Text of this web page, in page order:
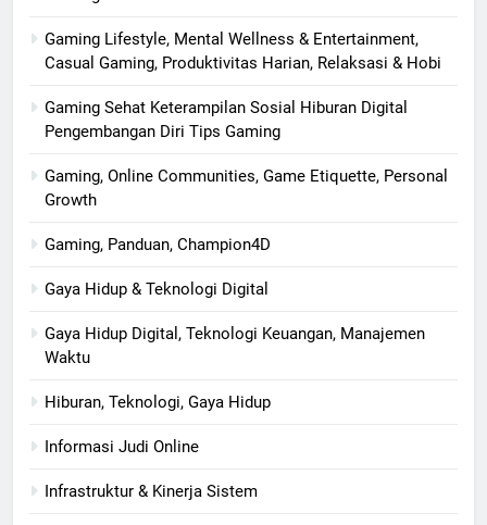
Gaming Lifestyle, Mental Wellness & Entertainment,
Casual Gaming, Produktivitas Harian, Relaksasi & Hobi
Gaming Sehat Keterampilan Sosial Hiburan Digital
Pengembangan Diri Tips Gaming
Gaming, Online Communities, Game Etiquette, Personal
Growth
Gaming, Panduan, Champion4D
Gaya Hidup & Teknologi Digital
Gaya Hidup Digital, Teknologi Keuangan, Manajemen
Waktu
Hiburan, Teknologi, Gaya Hidup
Informasi Judi Online
Infrastruktur & Kinerja Sistem